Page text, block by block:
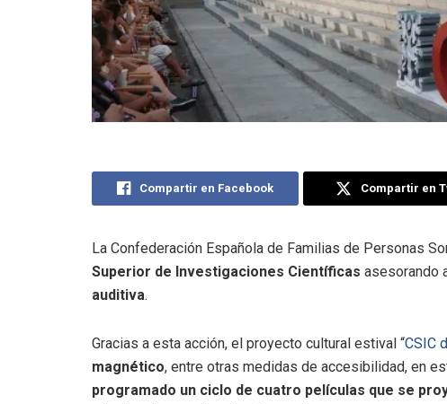
Compartir en Facebook Compartir en
La Confederación Española de Familias de Personas
Superior de Investigaciones Científicas asesorando
auditiva.
Gracias a esta acción, el proyecto cultural estival “CSIC
magnético, entre otras medidas de accesibilidad, en
programado un ciclo de cuatro películas que se